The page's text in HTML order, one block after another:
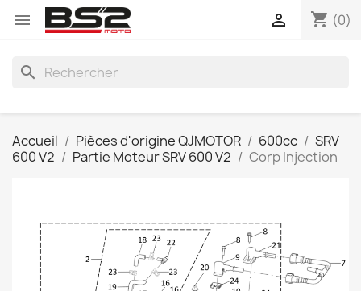
 shopping_cart (0)

search
Accueil Pièces d'origine QJMOTOR 600cc
SRV
600 V2
Partie Moteur SRV 600 V2 Corp Injection